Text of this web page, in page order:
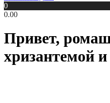
0
0.00
Привет,
хризантемой